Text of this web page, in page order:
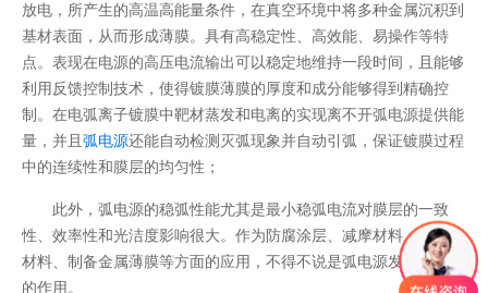
放电，所产生的高温高能量条件，在真空环境中将多种金属沉积到
基材表面，从而形成薄膜。具有高稳定性、高效能、易操作等特
点。表现在电源的高压电流输出可以稳定地维持一段时间，且能够
利用反馈控制技术，使得镀膜薄膜的厚度和成分能够得到精确控
制。在电弧离子镀膜中靶材蒸发和电离的实现离不开弧电源提供能
量，并且 弧电源还能自动检测灭弧现象并自动引弧，保证镀膜过程
中的连续性和膜层的均匀性；
此外，弧电源的稳弧性能尤其是最小稳弧电流对膜层的一致
性、效率性和光洁度影响很大。作为防腐涂层、减摩材料、热屏蔽
材料、制备金属薄膜等方面的应用，不得不说是弧电源发挥着重要
的作用。